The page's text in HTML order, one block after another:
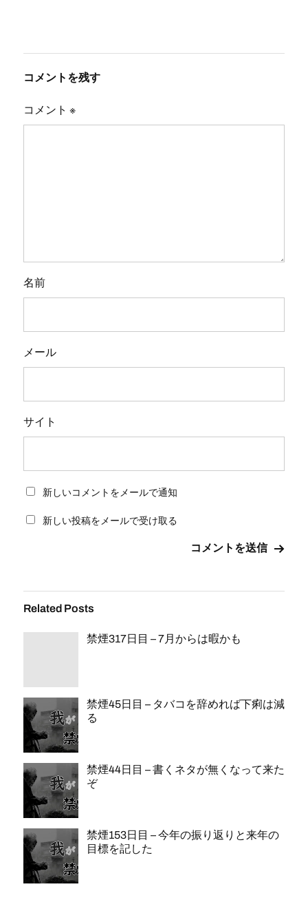
コメントを残す
コメント ※
名前
メール
サイト
新しいコメントをメールで通知
新しい投稿をメールで受け取る
Related Posts
禁煙317日目 – 7月からは暇かも
禁煙45日目 – タバコを辞めれば下痢は減
る
禁煙44日目 – 書くネタが無くなって来た
ぞ
禁煙153日目 – 今年の振り返りと来年の
目標を記した